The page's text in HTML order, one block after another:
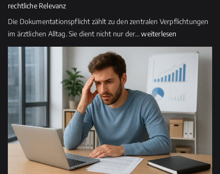
rechtliche Relevanz
Die Dokumentationspflicht zählt zu den zentralen Verpflichtungen
im ärztlichen Alltag. Sie dient nicht nur der…Dokumentationspflicht
in
der
Pflicht,
Risiko
und
rechtliche
Relevanz
weiterlesen